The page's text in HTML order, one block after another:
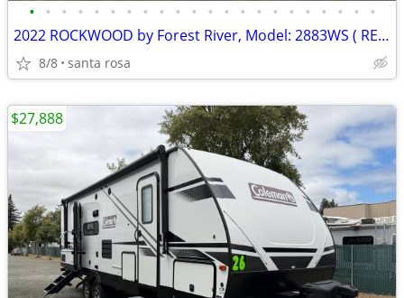
• • • • • • • • • • • • • • • • • • • • • •
2022 ROCKWOOD by Forest River, Model: 2883WS ( REAR LIVING) 5TH WH
8/8 santa rosa
$27,888